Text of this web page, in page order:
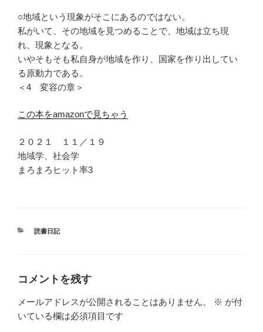
○地域という現象がそこにあるのではない。
私がいて、その地域を見つめることで、地域は立ち現
れ、現象となる。
いやそもそも私自身が地域を作り、国家を作り出してい
る原動力である。
＜4 変容の章＞
この本をamazonで見ちゃう
２０２１ １１／１９
地域学、社会学
まろまろヒット率3
カ
読書日記
コメントを残す
メールアドレスが公開されることはありません。 ※ が付
いている欄は必須項目です